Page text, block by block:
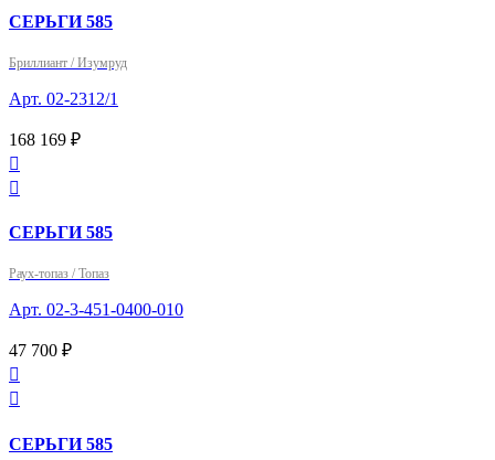
СЕРЬГИ 585
Бриллиант / Изумруд
Арт. 02-2312/1
168 169 ₽


СЕРЬГИ 585
Раух-топаз / Топаз
Арт. 02-3-451-0400-010
47 700 ₽


СЕРЬГИ 585